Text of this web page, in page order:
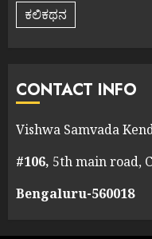
ಕಲಿಕಥನ
CONTACT INFO
Vishwa Samvada
#106, 5th main road,
Bengaluru-560018